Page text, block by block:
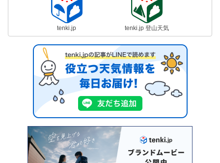
tenki.jp tenki.jp 登山天気